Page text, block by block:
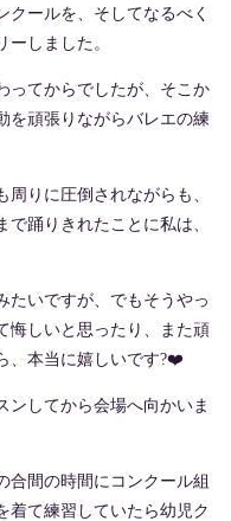
ールを、そしてなるべく
しました。
ってからでしたが、そこか
を頑張りながらバレエの練
りに圧倒されながらも、
踊りきれたことに私は、
たいですが、でもそうやっ
悔しいと思ったり、また頑
、本当に嬉しいです?❤️
ンしてから会場へ向かいま
合間の時間にコンクール組
着て練習していたら幼児ク